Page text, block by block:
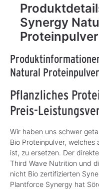
Synergy
Proteinpulver
Natural
Pflanzliches
Preis-
Wir haben uns schwer
Bio Proteinpulver,
ist, zu ersetzen. Der
Third Wave Nutrition und
nicht Bio zertifizierten
Plantforce Synergy hat